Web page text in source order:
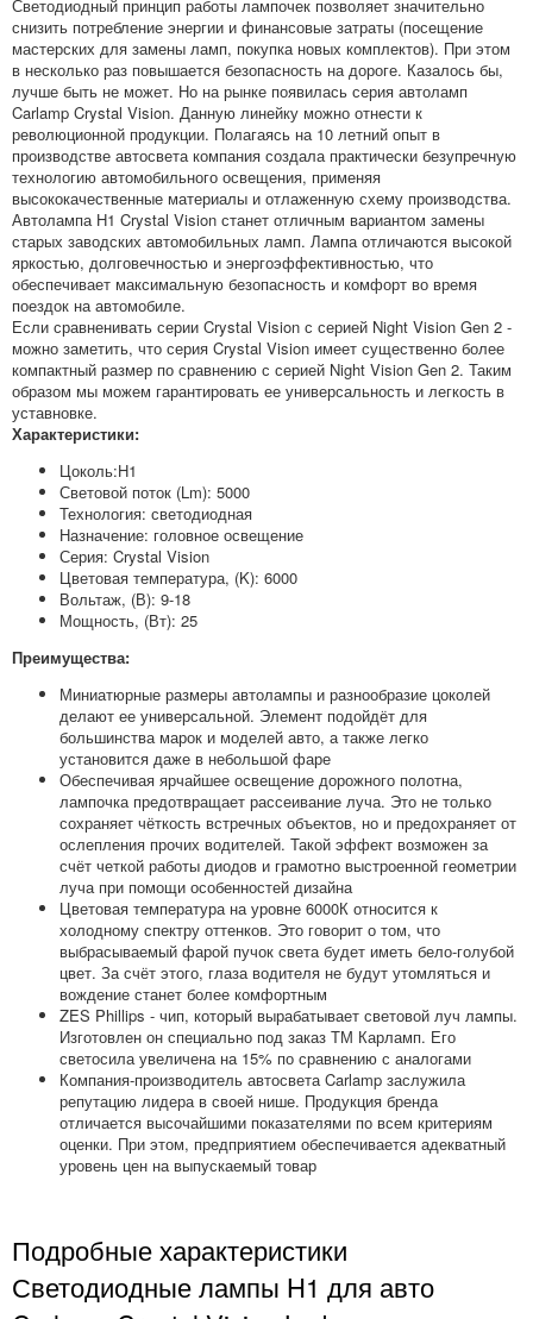
Светодиодный принцип работы лампочек позволяет значительно
снизить потребление энергии и финансовые затраты (посещение
мастерских для замены ламп, покупка новых комплектов). При этом
в несколько раз повышается безопасность на дороге. Казалось бы,
лучше быть не может. Но на рынке появилась серия автоламп
Carlamp Crystal Vision. Данную линейку можно отнести к
революционной продукции. Полагаясь на 10 летний опыт в
производстве автосвета компания создала практически безупречную
технологию автомобильного освещения, применяя
высококачественные материалы и отлаженную схему производства.
Автолампа H1 Crystal Vision станет отличным вариантом замены
старых заводских автомобильных ламп. Лампа отличаются высокой
яркостью, долговечностью и энергоэффективностью, что
обеспечивает максимальную безопасность и комфорт во время
поездок на автомобиле.
Если сравненивать серии Crystal Vision с серией Night Vision Gen 2 -
можно заметить, что серия Crystal Vision имеет существенно более
компактный размер по сравнению с серией Night Vision Gen 2. Таким
образом мы можем гарантировать ее универсальность и легкость в
уставновке.
Характеристики:
Цоколь:H1
Световой поток (Lm): 5000
Технология: светодиодная
Назначение: головное освещение
Серия: Crystal Vision
Цветовая температура, (K): 6000
Вольтаж, (В): 9-18
Мощность, (Вт): 25
Преимущества:
Миниатюрные размеры автолампы и разнообразие цоколей
делают ее универсальной. Элемент подойдёт для
большинства марок и моделей авто, а также легко
установится даже в небольшой фаре
Обеспечивая ярчайшее освещение дорожного полотна,
лампочка предотвращает рассеивание луча. Это не только
сохраняет чёткость встречных объектов, но и предохраняет от
ослепления прочих водителей. Такой эффект возможен за
счёт четкой работы диодов и грамотно выстроенной геометрии
луча при помощи особенностей дизайна
Цветовая температура на уровне 6000К относится к
холодному спектру оттенков. Это говорит о том, что
выбрасываемый фарой пучок света будет иметь бело-голубой
цвет. За счёт этого, глаза водителя не будут утомляться и
вождение станет более комфортным
ZES Phillips - чип, который вырабатывает световой луч лампы.
Изготовлен он специально под заказ ТМ Карламп. Его
светосила увеличена на 15% по сравнению с аналогами
Компания-производитель автосвета Carlamp заслужила
репутацию лидера в своей нише. Продукция бренда
отличается высочайшими показателями по всем критериям
оценки. При этом, предприятием обеспечивается адекватный
уровень цен на выпускаемый товар
Подробные характеристики
Светодиодные лампы H1 для авто